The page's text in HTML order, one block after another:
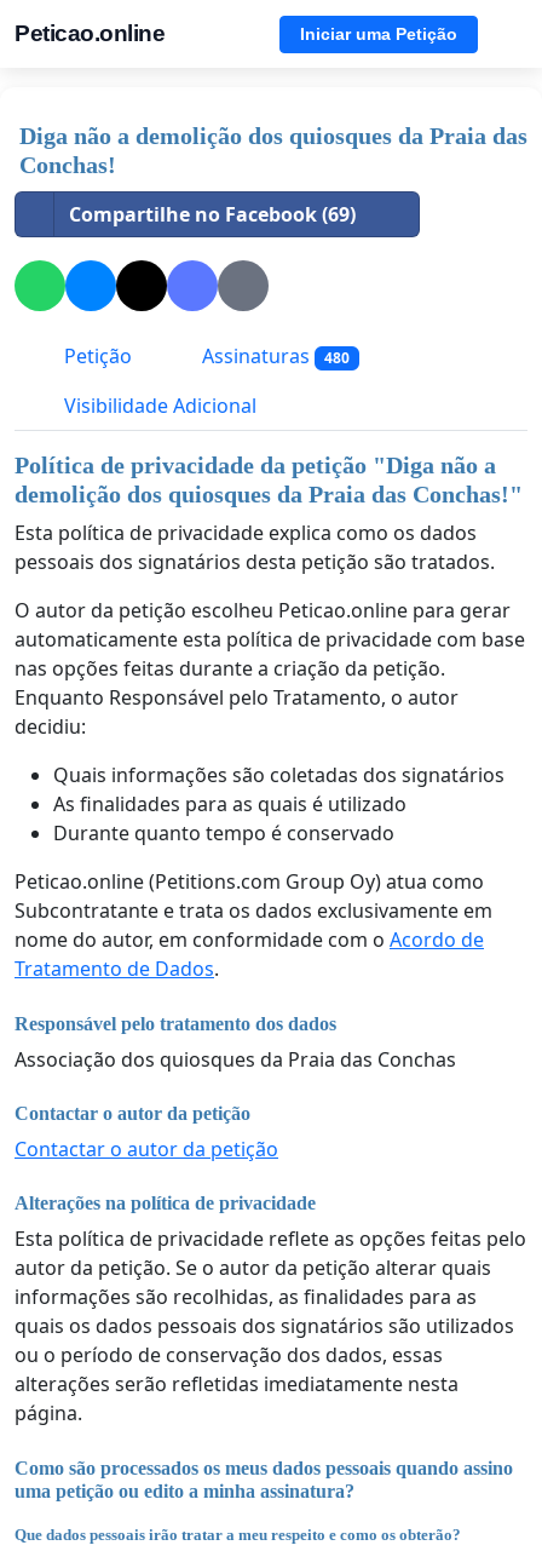
Peticao.online Iniciar uma Petição
Diga não a demolição dos quiosques da Praia das
Conchas!
Compartilhe no Facebook (69)
Petição Assinaturas 480
Visibilidade Adicional
Política de privacidade da petição "Diga não a
demolição dos quiosques da Praia das Conchas!"
Esta política de privacidade explica como os dados
pessoais dos signatários desta petição são tratados.
O autor da petição escolheu Peticao.online para gerar
automaticamente esta política de privacidade com base
nas opções feitas durante a criação da petição.
Enquanto Responsável pelo Tratamento, o autor
decidiu:
Quais informações são coletadas dos signatários
As finalidades para as quais é utilizado
Durante quanto tempo é conservado
Peticao.online (Petitions.com Group Oy) atua como
Subcontratante e trata os dados exclusivamente em
nome do autor, em conformidade com o Acordo de
Tratamento de Dados.
Responsável pelo tratamento dos dados
Associação dos quiosques da Praia das Conchas
Contactar o autor da petição
Contactar o autor da petição
Alterações na política de privacidade
Esta política de privacidade reflete as opções feitas pelo
autor da petição. Se o autor da petição alterar quais
informações são recolhidas, as finalidades para as
quais os dados pessoais dos signatários são utilizados
ou o período de conservação dos dados, essas
alterações serão refletidas imediatamente nesta
página.
Como são processados os meus dados pessoais quando assino
uma petição ou edito a minha assinatura?
Que dados pessoais irão tratar a meu respeito e como os obterão?